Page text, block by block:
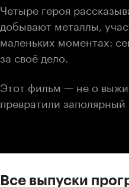
Четыре героя
добывают металлы,
маленьких моментах:
за своё дело.
Этот фильм — не о
превратили заполярный
Все выпуски